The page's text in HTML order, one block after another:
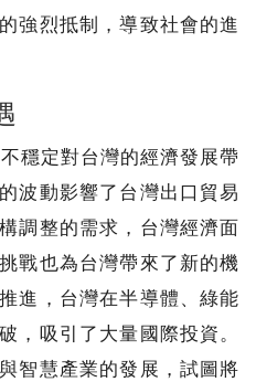
強烈抵制，導致社會的進
穩定對台灣的經濟發展帶
波動影響了台灣出口貿易
調整的需求，台灣經濟面
戰也為台灣帶來了新的機
進，台灣在半導體、綠能
，吸引了大量國際投資。
智慧產業的發展，試圖將